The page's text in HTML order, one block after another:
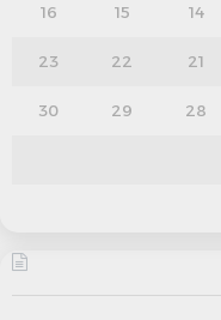
14
15
16
21
22
23
28
29
30